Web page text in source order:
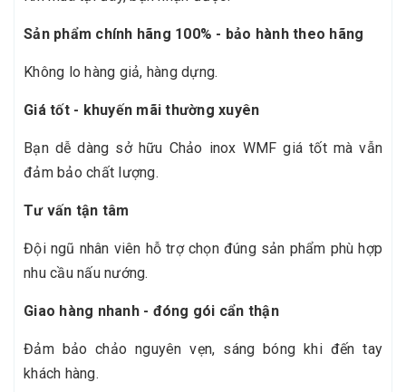
Sản phẩm chính hãng 100% - bảo hành theo hãng
Không lo hàng giả, hàng dựng.
Giá tốt - khuyến mãi thường xuyên
Bạn dễ dàng sở hữu Chảo inox WMF giá tốt mà vẫn
đảm bảo chất lượng.
Tư vấn tận tâm
Đội ngũ nhân viên hỗ trợ chọn đúng sản phẩm phù hợp
nhu cầu nấu nướng.
Giao hàng nhanh - đóng gói cẩn thận
Đảm bảo chảo nguyên vẹn, sáng bóng khi đến tay
khách hàng.